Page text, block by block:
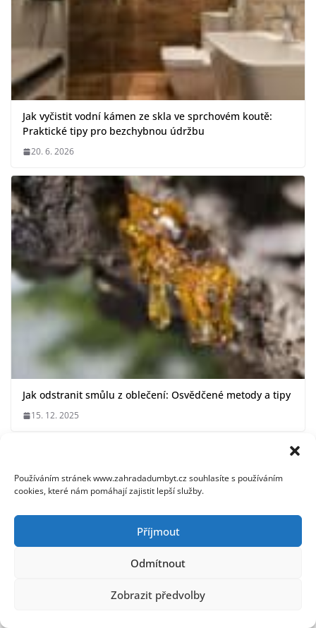
Používáním stránek www.zahradadumbyt.cz souhlasíte s používáním
cookies, které nám pomáhají zajistit lepší služby.
Příjmout
Odmítnout
Zobrazit předvolby
Jak vyčistit vodní kámen ze skla ve sprchovém koutě:
Praktické tipy pro bezchybnou údržbu
20. 6. 2026
Jak odstranit smůlu z oblečení: Osvědčené metody a tipy
15. 12. 2025